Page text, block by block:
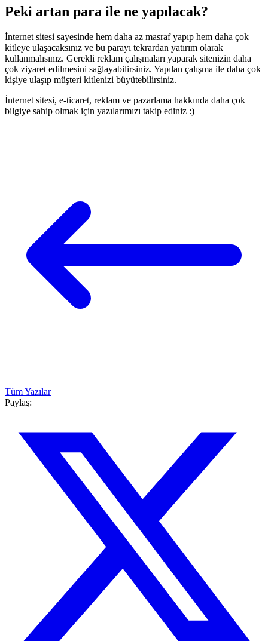
Peki artan para ile ne yapılacak?
İnternet sitesi sayesinde hem daha az masraf yapıp hem daha çok
kitleye ulaşacaksınız ve bu parayı tekrardan yatırım olarak
kullanmalısınız. Gerekli reklam çalışmaları yaparak sitenizin daha
çok ziyaret edilmesini sağlayabilirsiniz. Yapılan çalışma ile daha çok
kişiye ulaşıp müşteri kitlenizi büyütebilirsiniz.
İnternet sitesi, e-ticaret, reklam ve pazarlama hakkında daha çok
bilgiye sahip olmak için yazılarımızı takip ediniz :)
Tüm Yazılar
Paylaş: